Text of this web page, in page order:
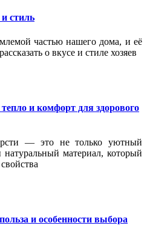
стиль
частью нашего дома, и её
о вкусе и стиле хозяев
и комфорт для здорового
— это не только уютный
натуральный материал, который
и особенности выбора